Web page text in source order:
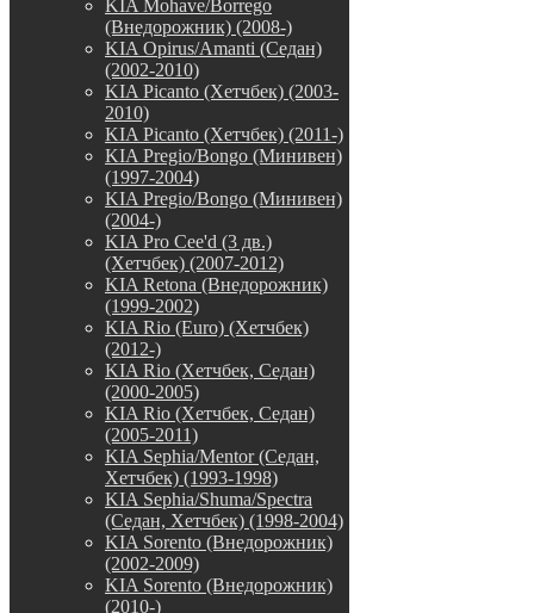
KIA Mohave/Borrego
(Внедорожник) (2008-)
KIA Opirus/Amanti (Седан)
(2002-2010)
KIA Picanto (Хетчбек) (2003-
2010)
KIA Picanto (Хетчбек) (2011-)
KIA Pregio/Bongo (Минивен)
(1997-2004)
KIA Pregio/Bongo (Минивен)
(2004-)
KIA Pro Cee'd (3 дв.)
(Хетчбек) (2007-2012)
KIA Retona (Внедорожник)
(1999-2002)
KIA Rio (Euro) (Хетчбек)
(2012-)
KIA Rio (Хетчбек, Седан)
(2000-2005)
KIA Rio (Хетчбек, Седан)
(2005-2011)
KIA Sephia/Mentor (Седан,
Хетчбек) (1993-1998)
KIA Sephia/Shuma/Spectra
(Седан, Хетчбек) (1998-2004)
KIA Sorento (Внедорожник)
(2002-2009)
KIA Sorento (Внедорожник)
(2010-)